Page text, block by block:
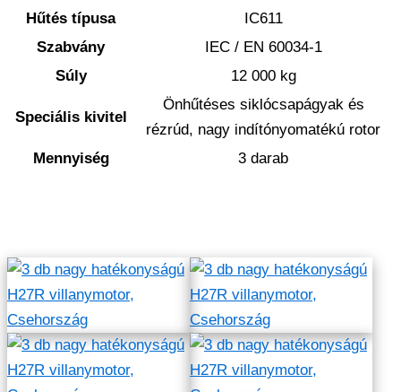
Hűtés típusa
IC611
Szabvány
IEC / EN 60034-1
Súly
12 000 kg
Speciális kivitel
Önhűtéses siklócsapágyak és
rézrúd, nagy indítónyomatékú rotor
Mennyiség
3 darab